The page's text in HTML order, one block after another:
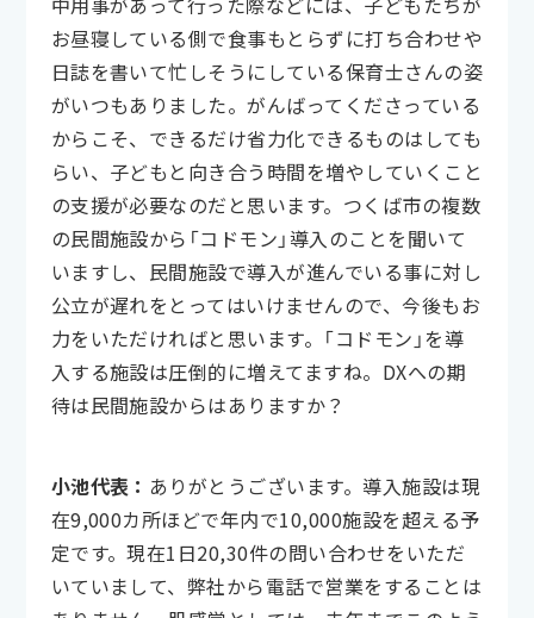
お昼寝している側で食事もとらずに打ち合わせや
日誌を書いて忙しそうにしている保育士さんの姿
がいつもありました。がんばってくださっている
からこそ、できるだけ省力化できるものはしても
らい、子どもと向き合う時間を増やしていくこと
の支援が必要なのだと思います。つくば市の複数
の民間施設から「コドモン」導入のことを聞いて
いますし、民間施設で導入が進んでいる事に対し
公立が遅れをとってはいけませんので、今後もお
力をいただければと思います。「コドモン」を導
入する施設は圧倒的に増えてますね。DXへの期
待は民間施設からはありますか？
小池代表： ありがとうございます。導入施設は現
在9,000カ所ほどで年内で10,000施設を超える予
定です。現在1日20,30件の問い合わせをいただ
いていまして、弊社から電話で営業をすることは